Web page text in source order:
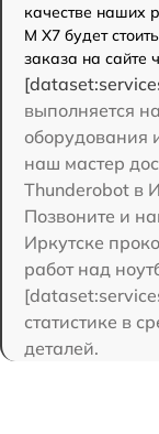
качестве наших
M X7 будет
заказа на сайте
выполняется
оборудования
наш мастер
Thunderobot в
Позвоните и
Иркутске
работ над
статистике в
деталей.